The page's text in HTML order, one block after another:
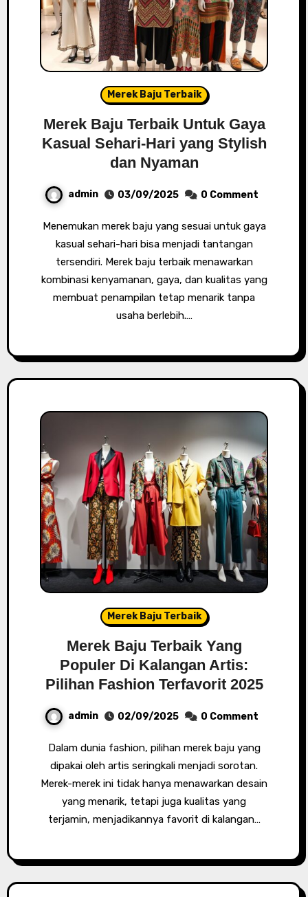
Merek Baju Terbaik
Merek Baju Terbaik Untuk Gaya
Kasual Sehari-Hari yang Stylish
dan Nyaman
admin 03/09/2025 0 Comment
Menemukan merek baju yang sesuai untuk gaya
kasual sehari-hari bisa menjadi tantangan
tersendiri. Merek baju terbaik menawarkan
kombinasi kenyamanan, gaya, dan kualitas yang
membuat penampilan tetap menarik tanpa
usaha berlebih.…
Merek Baju Terbaik
Merek Baju Terbaik Yang
Populer Di Kalangan Artis:
Pilihan Fashion Terfavorit 2025
admin 02/09/2025 0 Comment
Dalam dunia fashion, pilihan merek baju yang
dipakai oleh artis seringkali menjadi sorotan.
Merek-merek ini tidak hanya menawarkan desain
yang menarik, tetapi juga kualitas yang
terjamin, menjadikannya favorit di kalangan…